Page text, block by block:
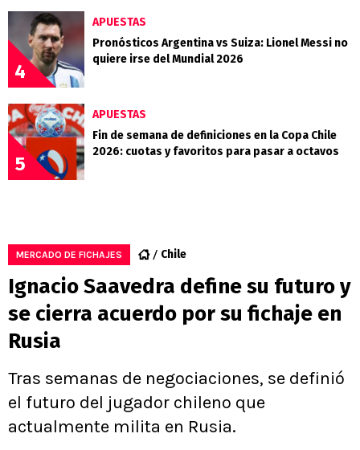
4
APUESTAS
Pronósticos Argentina vs Suiza: Lionel Messi no
quiere irse del Mundial 2026
5
APUESTAS
Fin de semana de definiciones en la Copa Chile
2026: cuotas y favoritos para pasar a octavos
MERCADO DE FICHAJES Chile
Ignacio Saavedra define su futuro y
se cierra acuerdo por su fichaje en
Rusia
Tras semanas de negociaciones, se definió
el futuro del jugador chileno que
actualmente milita en Rusia.